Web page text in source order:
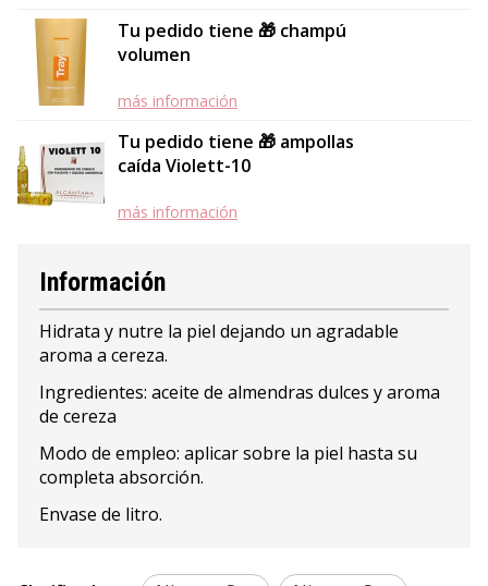
Tu pedido tiene 🎁 champú
volumen
más información
Tu pedido tiene 🎁 ampollas
caída Violett-10
más información
Información
Hidrata y nutre la piel dejando un agradable
aroma a cereza.
Ingredientes: aceite de almendras dulces y aroma
de cereza
Modo de empleo: aplicar sobre la piel hasta su
completa absorción.
Envase de litro.